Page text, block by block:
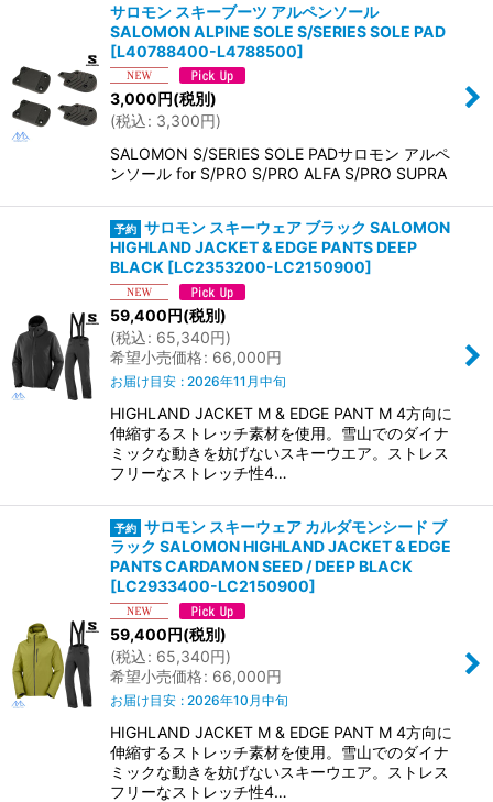
サロモン スキーブーツ アルペンソール
SALOMON ALPINE SOLE S/SERIES SOLE PAD
[L40788400-L4788500]
3,000円(税別)
(税込: 3,300円)
SALOMON S/SERIES SOLE PADサロモン アルペ
ンソール for S/PRO S/PRO ALFA S/PRO SUPRA
サロモン スキーウェア ブラック SALOMON
HIGHLAND JACKET & EDGE PANTS DEEP
BLACK [LC2353200-LC2150900]
59,400円(税別)
(税込: 65,340円)
希望小売価格: 66,000円
お届け目安 : 2026年11月中旬
HIGHLAND JACKET M & EDGE PANT M 4方向に
伸縮するストレッチ素材を使用。雪山でのダイナ
ミックな動きを妨げないスキーウエア。ストレス
フリーなストレッチ性4…
サロモン スキーウェア カルダモンシード ブ
ラック SALOMON HIGHLAND JACKET & EDGE
PANTS CARDAMON SEED / DEEP BLACK
[LC2933400-LC2150900]
59,400円(税別)
(税込: 65,340円)
希望小売価格: 66,000円
お届け目安 : 2026年10月中旬
HIGHLAND JACKET M & EDGE PANT M 4方向に
伸縮するストレッチ素材を使用。雪山でのダイナ
ミックな動きを妨げないスキーウエア。ストレス
フリーなストレッチ性4…